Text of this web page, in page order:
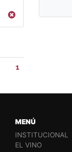
1
MENÚ
INSTITUCIONAL
EL VINO